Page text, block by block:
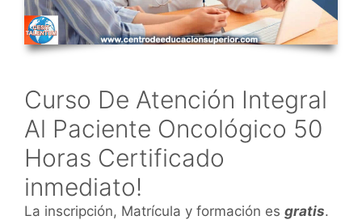
Curso De Atención Integral
Al Paciente Oncológico 50
Horas Certificado
inmediato!
La inscripción, Matrícula y formación es gratis.